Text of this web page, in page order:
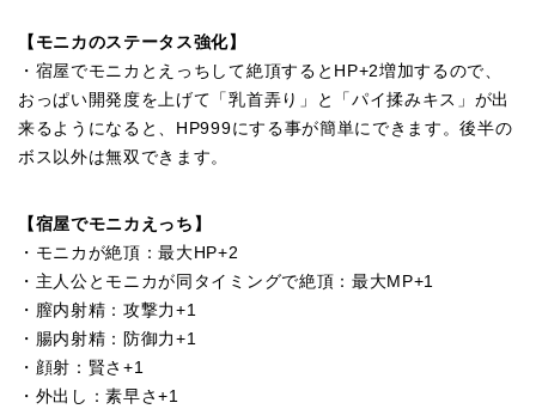
【モニカのステータス強化】
・宿屋でモニカとえっちして絶頂するとHP+2増加するので、
おっぱい開発度を上げて「乳首弄り」と「パイ揉みキス」が出
来るようになると、HP999にする事が簡単にできます。後半の
ボス以外は無双できます。
【宿屋でモニカえっち】
・モニカが絶頂：最大HP+2
・主人公とモニカが同タイミングで絶頂：最大MP+1
・膣内射精：攻撃力+1
・腸内射精：防御力+1
・顔射：賢さ+1
・外出し：素早さ+1